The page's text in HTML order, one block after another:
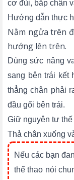
cơ đùi, bắp chân
Hướng dẫn thực
Nằm ngửa trên
hướng lên trên.
Dùng sức nâng
sang bên trái kết
thẳng chân phải
đầu gối bên trái.
Giữ nguyên tư thế
Thả chân xuống
Nếu các bạn
thể thao nói